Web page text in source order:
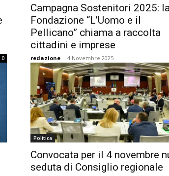
0
Campagna Sostenitori 2025:
Fondazione “L’Uomo e il
Pellicano” chiama a raccolta
cittadini e imprese
redazione - 4 Novembre 2025
Politica
Convocata per il 4 novembre
seduta di Consiglio regionale